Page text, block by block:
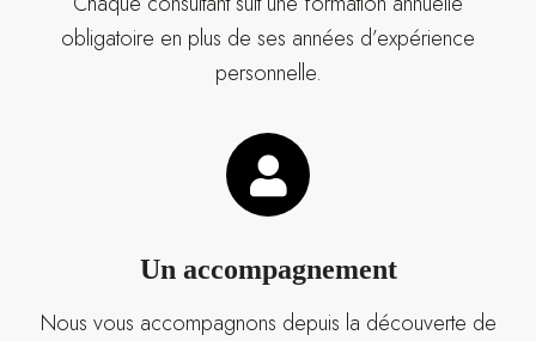
obligatoire en plus de ses années d’expérience
personnelle.
Un accompagnement
Nous vous accompagnons depuis la découverte de